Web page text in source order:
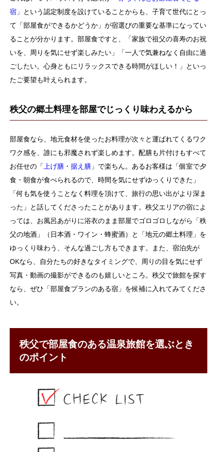
宿」
という認定制度を設けていることからも、子育て世代にとっ
て「部屋食ができるかどうか」が宿選びの重要な基準になってい
ることが分かります。部屋食ですと、「家族で祖父の喜寿のお祝
いを、周りを気にせず楽しみたい」「一人で気兼ねなく自由に過
ごしたい。心身ともにリラックスできる時間がほしい！」といっ
たご要望も叶えられます。
秩父の郷土料理を部屋でじっくり味わえるから
部屋食なら、地元食材を使ったお料理が次々と運ばれてくるワク
ワク感を、誰にも邪魔されず楽しめます。配膳も片付けもすべて
お任せの「 上げ膳・据え膳 」で楽ちん。あるお客様は「個室で夕
食・朝食が食べられるので、時間を気にせずゆっくりできた」
「何も気を使うことなく料理を頂けて、旅行の思い出がより深ま
った」と話してくださったことがあります。秩父エリアの宿によ
っては、お風呂あがりに浴衣のまま部屋でゴロゴロしながら「秩
父の地酒」（日本酒・ワイン・蜂蜜酒）と「地元の郷土料理」を
ゆっくり味わう、そんな過ごし方もできます。また、宿泊先が
OKなら、自分たちの好きなタイミングで、周りの目を気にせず
写真・動画の撮影ができるのも嬉しいところ。秩父で旅館を探す
なら、ぜひ「部屋食プランのある宿」を候補に入れてみてくださ
い。
秩父で部屋食のある温泉旅館を選ぶとき
のポイント